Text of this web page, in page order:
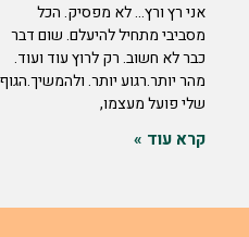
אני רץ ורץ… לא מפסיק. הכל
מסביבי מתחיל להיעלם. שום דבר
כבר לא חשוב. רק לרוץ עוד ועוד.
מהר יותר.רגוע יותר. ולהמשיך.הגוף
שלי פועל מעצמו,
קרא עוד »